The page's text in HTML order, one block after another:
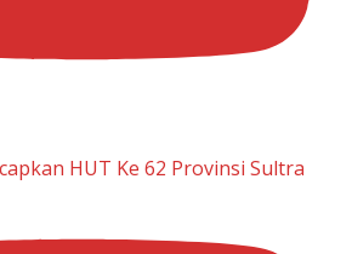
HUT Ke 62 Provinsi Sultra